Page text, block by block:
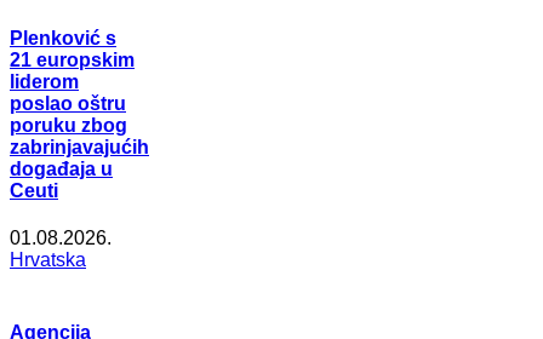
Plenković s
21 europskim
liderom
poslao oštru
poruku zbog
zabrinjavajućih
događaja u
Ceuti
01.08.2026.
Hrvatska
Agencija